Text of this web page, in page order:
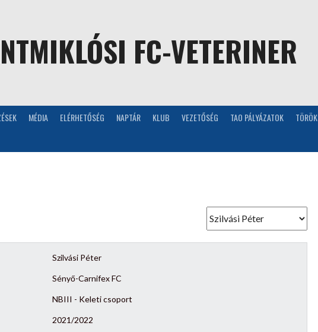
FC-VETERINER
MÉDIA ELÉRHETŐSÉG NAPTÁR KLUB VEZETŐSÉG TAO PÁLYÁZATOK
Szilvási Péter
Sényő-Carnifex FC
NBIII - Keleti csoport
2021/2022